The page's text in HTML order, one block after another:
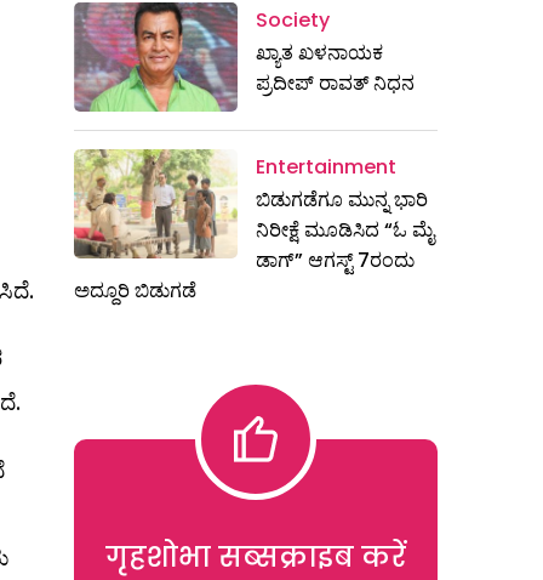
Society
ಖ್ಯಾತ ಖಳನಾಯಕ
ಪ್ರದೀಪ್ ರಾವತ್‌ ನಿಧನ
Entertainment
ಬಿಡುಗಡೆಗೂ ಮುನ್ನ ಭಾರಿ
ನಿರೀಕ್ಷೆ ಮೂಡಿಸಿದ “ಓ ಮೈ
ಡಾಗ್” ಆಗಸ್ಟ್ 7ರಂದು
ಅದ್ದೂರಿ ಬಿಡುಗಡೆ
गृहशोभा सब्सक्राइब करें